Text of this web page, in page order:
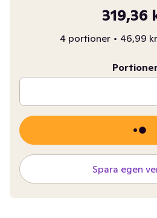
319,36
4 portioner • 46,99
Spara egen